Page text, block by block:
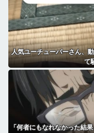
人気ユーチューバーさん、
て
「何者にもなれなかった結